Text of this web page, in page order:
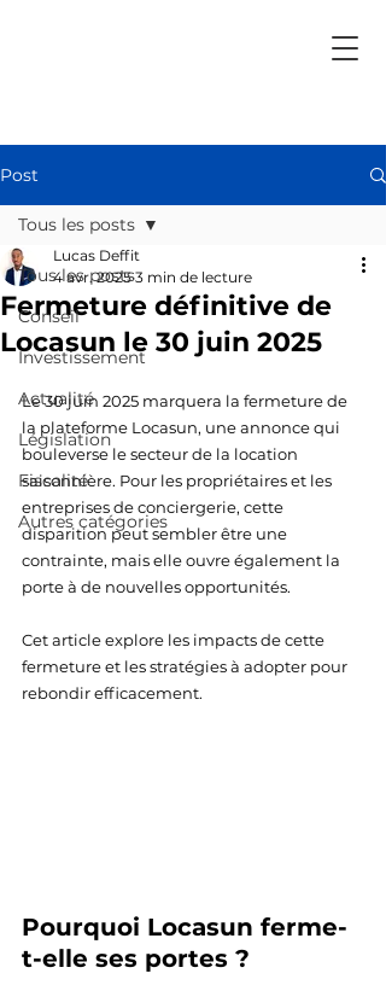
Post
Tous les posts
Conseil
Investissement
Actualité
Législation
Fiscalité
Autres catégories
Tous les posts
Fermeture définitive de
Locasun le 30 juin 2025
Lucas Deffit
4 avr. 2025 3 min de lecture
Le 30 juin 2025 marquera la fermeture de
la plateforme Locasun, une annonce qui
bouleverse le secteur de la location
saisonnière. Pour les propriétaires et les
entreprises de conciergerie, cette
disparition peut sembler être une
contrainte, mais elle ouvre également la
porte à de nouvelles opportunités.
Cet article explore les impacts de cette
fermeture et les stratégies à adopter pour
rebondir efficacement.
Pourquoi Locasun ferme-
t-elle ses portes ?